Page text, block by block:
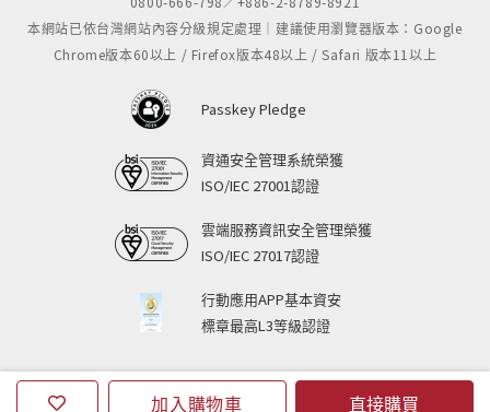
加入購物車 直接購買
本網站已依台灣網站內容分級規定處理｜建議使用瀏覽器版本：Google
Chrome版本60以上 / Firefox版本48以上 / Safari 版本11以上
Passkey Pledge
資通安全管理系統榮獲
ISO/IEC 27001認證
雲端服務資訊安全管理榮獲
ISO/IEC 27017認證
行動應用APP基本資安
標章最高L3等級認證